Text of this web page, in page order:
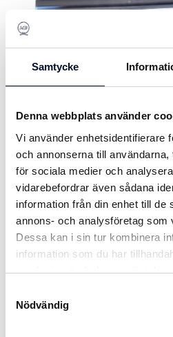
Samtycke
Denna webbplats använder
Vi använder enhetsidentifierare
och annonserna till
för sociala medier och
vidarebefordrar även sådana
information från din enhet till de
annons- och analysföretag som
Dessa kan i sin tur kombinera
information som du har
samlat in när du har använt
Nödvändig
Pirfender MF60
Fender MF60 är en bryggfendrer
ett cellskum som är helt slutet.
vatten. Ger inga märken på
enkelt formas efter bryggan eller
60 mm. 4 st monteringsbrickor
FÄRG:
Skriv ut